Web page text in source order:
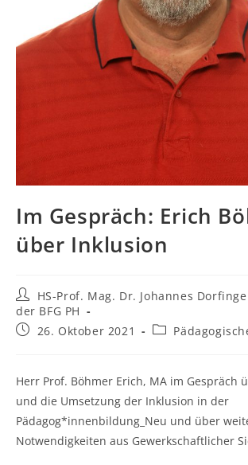
Im Gespräch: Erich
über Inklusion
Beitrags-
Autor:
HS-Prof. Mag. Dr. Johannes
der BFG PH
Beitrag26. Oktober 2021
Beitrags-
Herr Prof. Böhmer Erich, MA im Gespräch
und die Umsetzung der Inklusion in der
Pädagog*innenbildung_Neu und über
Notwendigkeiten aus Gewerkschaftlicher